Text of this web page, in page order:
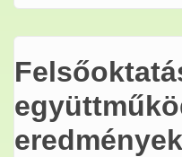
eredmények